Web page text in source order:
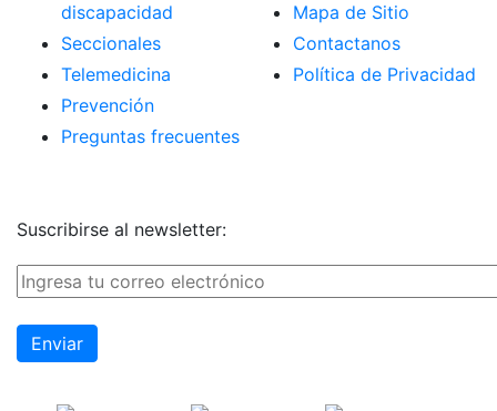
discapacidad
Seccionales
Telemedicina
Prevención
Preguntas frecuentes
Mapa de Sitio
Contactanos
Política de Privacidad
Suscribirse al newsletter: